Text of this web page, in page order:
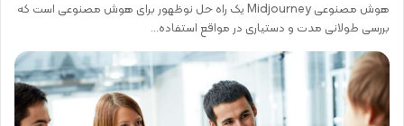
هوش مصنوعی Midjourney یک راه حل نوظهور برای هوش مصنوعی است که
بررسی طولانی مدت و دستیاری در مواقع استفاده…